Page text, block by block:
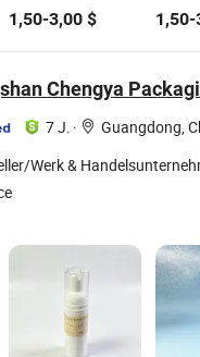
strapazierfähigem
Kunststoff und
sicherer
1,50-3,00$
Logo-
1,50-
7 J. ·
Guangdong,
Werk &